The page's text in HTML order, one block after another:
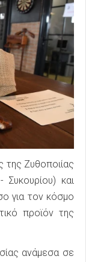
της Ζυθοποιίας
και
για τον κόσμο
προϊόν της
ανάμεσα σε